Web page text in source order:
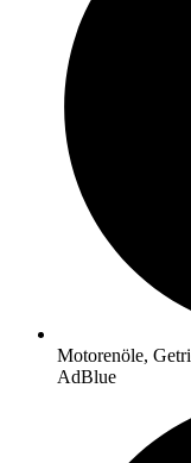
Motorenöle,
AdBlue